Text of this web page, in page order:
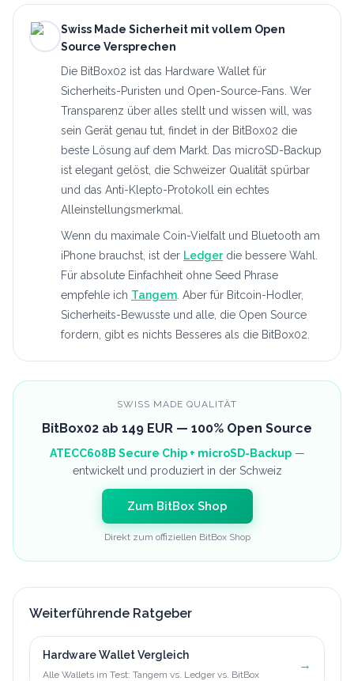
Swiss Made Sicherheit mit vollem Open
Source Versprechen
Die BitBox02 ist das Hardware Wallet für
Sicherheits-Puristen und Open-Source-Fans. Wer
Transparenz über alles stellt und wissen will, was
sein Gerät genau tut, findet in der BitBox02 die
beste Lösung auf dem Markt. Das microSD-Backup
ist elegant gelöst, die Schweizer Qualität spürbar
und das Anti-Klepto-Protokoll ein echtes
Alleinstellungsmerkmal.
Wenn du maximale Coin-Vielfalt und Bluetooth am
iPhone brauchst, ist der Ledger die bessere Wahl.
Für absolute Einfachheit ohne Seed Phrase
empfehle ich Tangem . Aber für Bitcoin-Hodler,
Sicherheits-Bewusste und alle, die Open Source
fordern, gibt es nichts Besseres als die BitBox02.
SWISS MADE QUALITÄT
BitBox02 ab 149 EUR — 100% Open Source
ATECC608B Secure Chip + microSD-Backup—
entwickelt und produziert in der Schweiz
Zum BitBox Shop
Direkt zum offiziellen BitBox Shop
Weiterführende Ratgeber
Hardware Wallet Vergleich
Alle Wallets im Test: Tangem vs. Ledger vs. BitBox
→